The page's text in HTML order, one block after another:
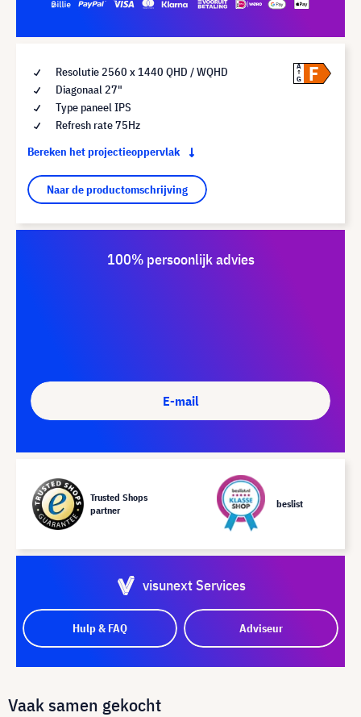
Resolutie 2560 x 1440 QHD / WQHD
Diagonaal 27"
Type paneel IPS
Refresh rate 75Hz
Bereken het projectieoppervlak
Naar de productomschrijving
A
G
F
100% persoonlijk advies
E-mail
Trusted Shops
partner
beslist
visunext Services
Hulp & FAQ Adviseur
Vaak samen gekocht